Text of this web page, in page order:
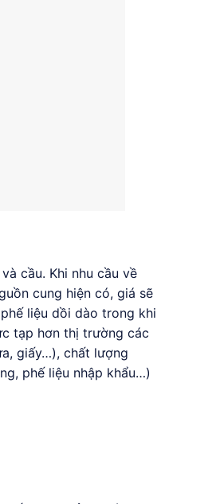
cầu. Khi nhu cầu về
cung hiện có, giá sẽ
liệu dồi dào trong khi
tạp hơn thị trường các
giấy…), chất lượng
phế liệu nhập khẩu…)